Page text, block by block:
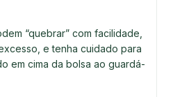
“quebrar” com facilidade,
e tenha cuidado para
em cima da bolsa ao guardá-